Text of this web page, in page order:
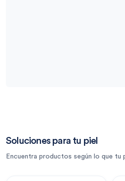
Soluciones para tu piel
Encuentra productos según lo que tu